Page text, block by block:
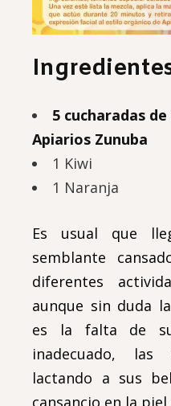
5 cucharadas
Apiarios Zunuba
1 Kiwi
1 Naranja
Es usual que
semblante
diferentes
aunque sin duda
es la falta de
inadecuado,
lactando a sus
cansancio en la